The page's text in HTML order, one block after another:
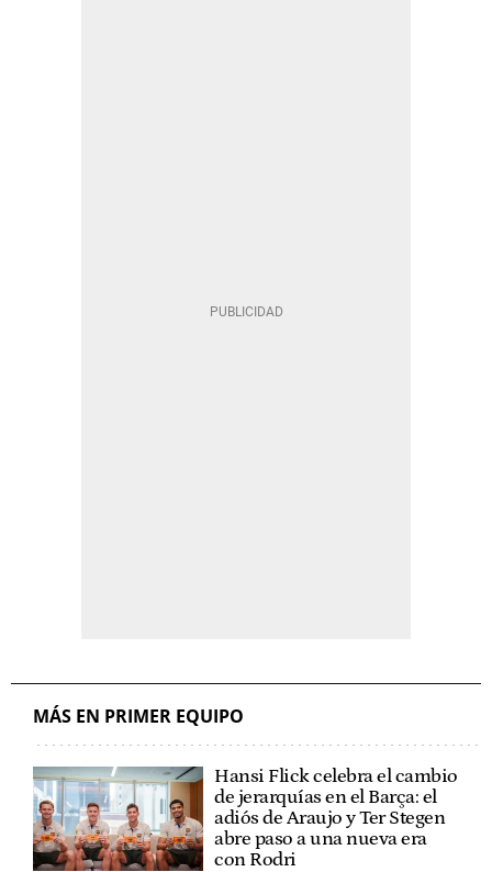
MÁS EN PRIMER EQUIPO
Hansi Flick celebra el cambio
de jerarquías en el Barça: el
adiós de Araujo y Ter Stegen
abre paso a una nueva era
con Rodri